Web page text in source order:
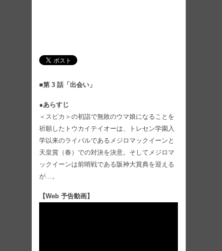
■第 3 話「出会い」
●あらすじ
＜スピカ＞の初詣で無敗のウマ娘になることを
祈願したトウカイテイオーは、トレセン学園入
学以来のライバルであるメジロマックイーンと
天皇賞（春）での対決を決意。そしてメジロマ
ックイーンは前哨戦である阪神大賞典を迎える
が…。
【Web 予告動画】